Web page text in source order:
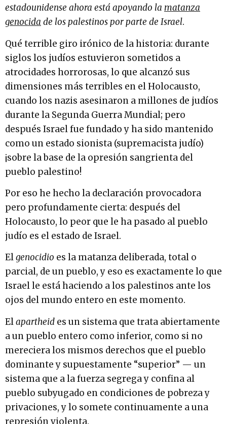
estadounidense ahora está apoyando la matanza
genocida de los palestinos por parte de Israel.
Qué terrible giro irónico de la historia: durante
siglos los judíos estuvieron sometidos a
atrocidades horrorosas, lo que alcanzó sus
dimensiones más terribles en el Holocausto,
cuando los nazis asesinaron a millones de judíos
durante la Segunda Guerra Mundial; pero
después Israel fue fundado y ha sido mantenido
como un estado sionista (supremacista judío)
¡sobre la base de la opresión sangrienta del
pueblo palestino!
Por eso he hecho la declaración provocadora
pero profundamente cierta: después del
Holocausto, lo peor que le ha pasado al pueblo
judío es el estado de Israel.
Elgenocidio es la matanza deliberada, total o
parcial, de un pueblo, y eso es exactamente lo que
Israel le está haciendo a los palestinos ante los
ojos del mundo entero en este momento.
Elapartheid es un sistema que trata abiertamente
a un pueblo entero como inferior, como si no
mereciera los mismos derechos que el pueblo
dominante y supuestamente “superior” — un
sistema que a la fuerza segrega y confina al
pueblo subyugado en condiciones de pobreza y
privaciones, y lo somete continuamente a una
represión violenta.